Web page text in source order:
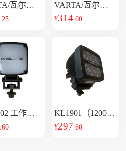
瓦尔塔
31-
.25
工作灯
.60
VARTA/瓦尔塔
蓄电池 6-QW-
¥314.00
KL1901（1200L
M）LED工作灯
¥297.60